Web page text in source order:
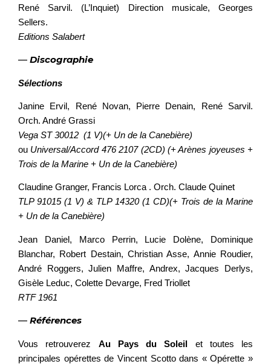
René Sarvil. (L’Inquiet) Direction musicale, Georges
Sellers.
Editions Salabert
— Discographie
Sélections
Janine Ervil, René Novan, Pierre Denain, René Sarvil.
Orch. André Grassi
Vega ST 30012 (1 V)(+ Un de la Canebière)
ou Universal/Accord 476 2107 (2CD) (+ Arènes joyeuses +
Trois de la Marine + Un de la Canebière)
Claudine Granger, Francis Lorca . Orch. Claude Quinet
TLP 91015 (1 V) & TLP 14320 (1 CD)(+ Trois de la Marine
+ Un de la Canebière)
Jean Daniel, Marco Perrin, Lucie Dolène, Dominique
Blanchar, Robert Destain, Christian Asse, Annie Roudier,
André Roggers, Julien Maffre, Andrex, Jacques Derlys,
Gisèle Leduc, Colette Devarge, Fred Triollet
RTF 1961
— Références
Vous retrouverez Au Pays du Soleil et toutes les
principales opérettes de Vincent Scotto dans « Opérette »